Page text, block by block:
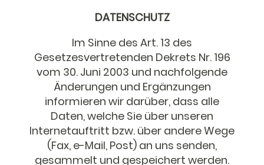
DATENSCHUTZ
Im Sinne des Art. 13 des
Gesetzesvertretenden Dekrets Nr. 196
vom 30. Juni 2003 und nachfolgende
Änderungen und Ergänzungen
informieren wir darüber, dass alle
Daten, welche Sie über unseren
Internetauftritt bzw. über andere Wege
(Fax, e-Mail, Post) an uns senden,
gesammelt und gespeichert werden.